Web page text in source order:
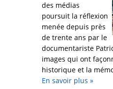
des médias
poursuit la réflexion
menée depuis près
de trente ans par le
documentariste
images qui ont
historique et la
En savoir plus »